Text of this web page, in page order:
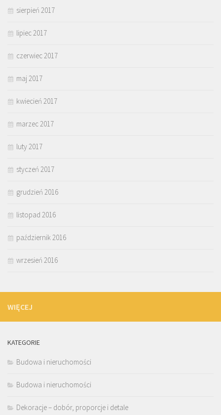
sierpień 2017
lipiec 2017
czerwiec 2017
maj 2017
kwiecień 2017
marzec 2017
luty 2017
styczeń 2017
grudzień 2016
listopad 2016
październik 2016
wrzesień 2016
WIĘCEJ
KATEGORIE
Budowa i nieruchomości
Budowa i nieruchomości
Dekoracje – dobór, proporcje i detale